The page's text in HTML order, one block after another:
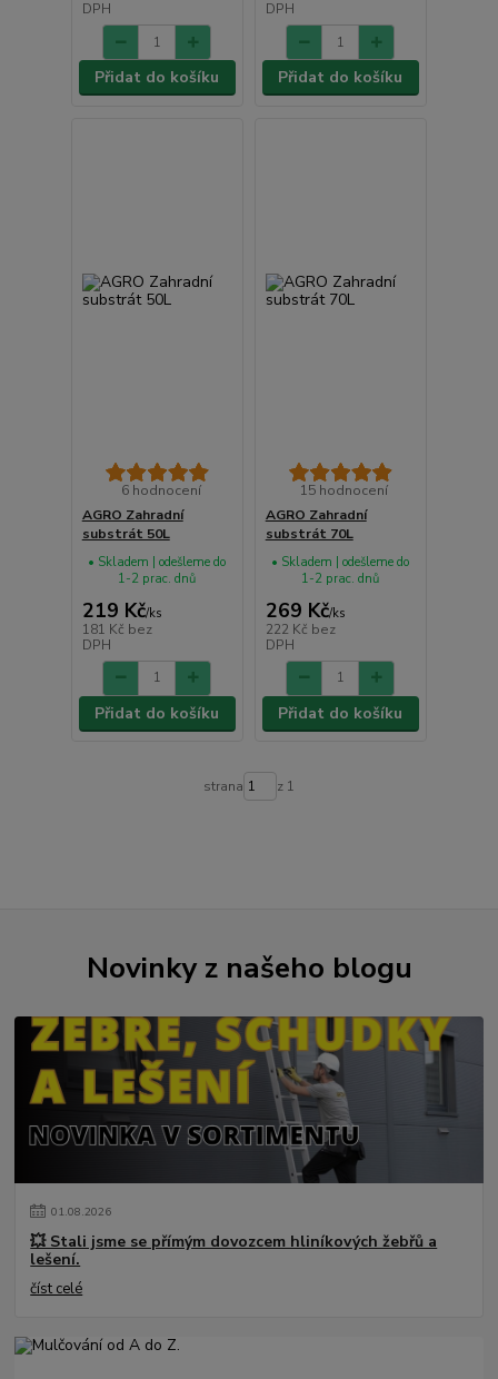
DPH
Přidat do košíku
DPH
Přidat do košíku
6 hodnocení
AGRO Zahradní
substrát 50L
219 Kč/ks
181 Kč bez
DPH
• Skladem | odešleme do
1-2 prac. dnů
Přidat do košíku
15 hodnocení
AGRO Zahradní
substrát 70L
269 Kč/ks
222 Kč bez
DPH
• Skladem | odešleme do
1-2 prac. dnů
Přidat do košíku
strana z 1
Novinky z našeho blogu
01.08.2026
💥 Stali jsme se přímým dovozcem hliníkových žebřů a
lešení.
číst celé